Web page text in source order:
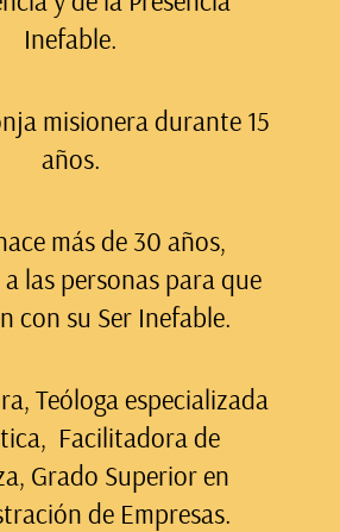
Inefable.
misionera durante 15
años.
más de 30 años,
las personas para que
con su Ser Inefable.
Teóloga especializada
Facilitadora de
Grado Superior en
de Empresas.